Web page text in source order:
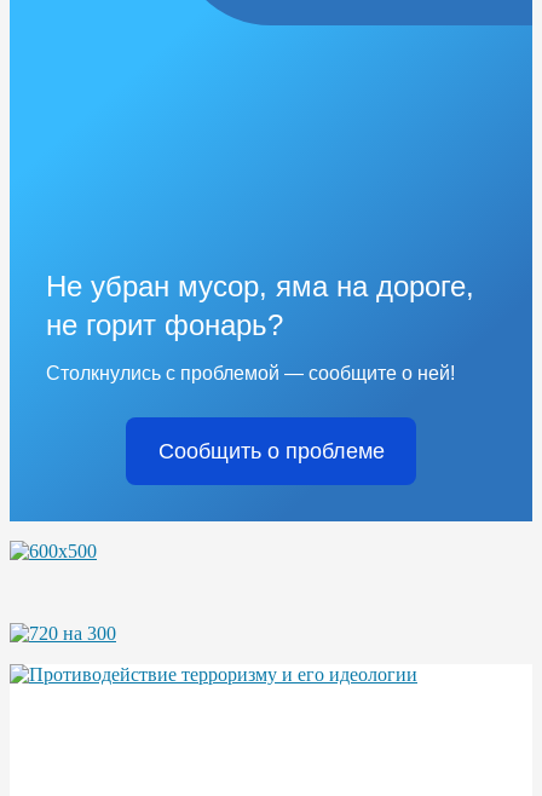
Не убран мусор, яма на дороге,
не горит фонарь?
Столкнулись с проблемой — сообщите о ней!
Сообщить о проблеме